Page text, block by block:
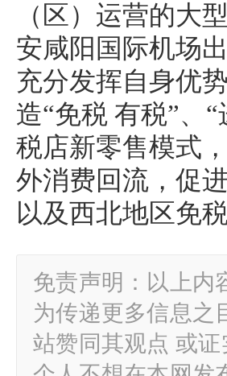
（区）运营的大
安咸阳国际机场
充分发挥自身优
造“免税 有税”、
税店新零售模式
外消费回流，促
以及西北地区免
免责声明：以上内
为传递更多信息之
站赞同其观点 或